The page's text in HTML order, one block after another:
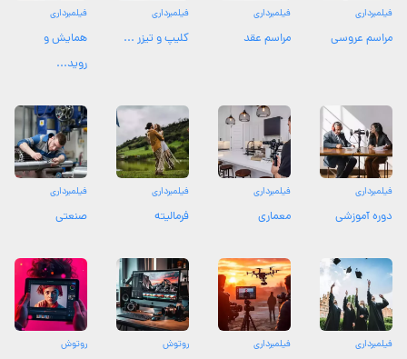
فیلمبرداری
مراسم عروسی
فیلمبرداری
مراسم عقد
فیلمبرداری
کلیپ و تیزر ...
فیلمبرداری
همایش و
روید...
فیلمبرداری
دوره آموزشی
فیلمبرداری
معماری
فیلمبرداری
فرمالیته
فیلمبرداری
صنعتی
فیلمبرداری فیلمبرداری روتوش روتوش